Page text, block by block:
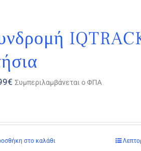
€ Συμπεριλαμβάνεται ο ΦΠΑ
στο καλάθι